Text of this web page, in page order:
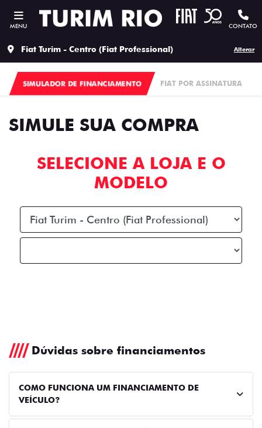
MENU CONTATO
Fiat Turim - Centro (Fiat Professional) Alterar
SIMULADOR DE FINANCIAMENTO FIAT POR ASSINATURA
SIMULE SUA COMPRA
SELECIONE A LOJA E O
MODELO
Dúvidas sobre financiamentos
COMO FUNCIONA UM FINANCIAMENTO DE
VEÍCULO?